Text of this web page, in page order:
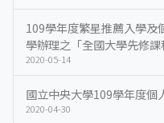
109學年度繁星推薦入學及
學辦理之「全國大學先修課
2020-05-14
國立中央大學109學年度個
2020-04-30